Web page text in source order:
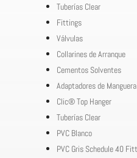
Tuberías Clear
Fittings
Válvulas
Collarines de Arranque
Cementos Solventes
Adaptadores de Manguera
Clic® Top Hanger
Tuberías Clear
PVC Blanco
PVC Gris Schedule 40